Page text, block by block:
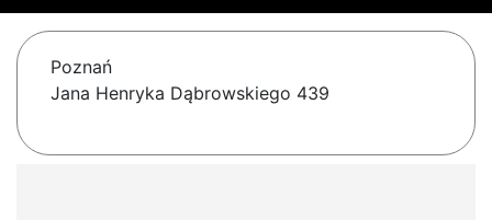
Poznań
Jana Henryka Dąbrowskiego 439